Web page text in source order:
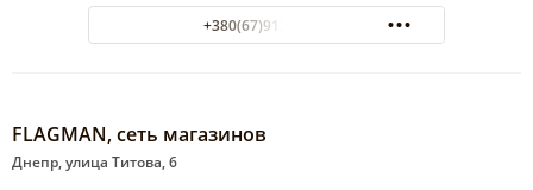
+380(67)913-04-03
FLAGMAN, сеть магазинов
Днепр, улица Титова, 6